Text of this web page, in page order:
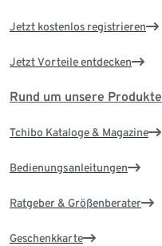
Jetzt kostenlos registrieren
Jetzt Vorteile entdecken
Rund um unsere Produkte
Tchibo Kataloge & Magazine
Bedienungsanleitungen
Ratgeber & Größenberater
Geschenkkarte